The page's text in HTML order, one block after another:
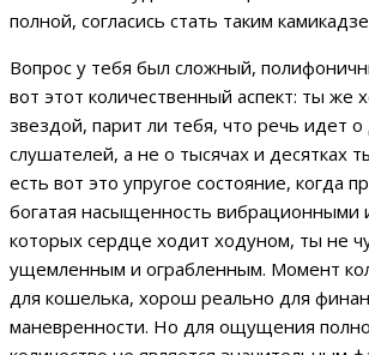
полной, согласись стать таким
Вопрос у тебя был сложный,
вот этот количественный аспект: ты же
звездой, парит ли тебя, что речь идет о
слушателей, а не о тысячах и десятках
есть вот это упругое состояние, когда
богатая насыщенность вибрационными
которых сердце ходит ходуном, ты не
ущемленным и ограбленным. Момент
для кошелька, хорош реально для
маневренности. Но для ощущения